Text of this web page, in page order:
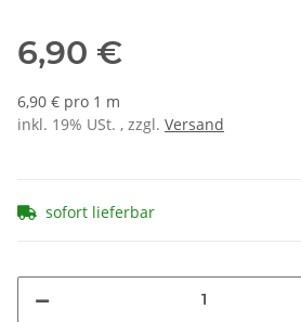
6,90 €
6,90 € pro 1 m
inkl. 19% USt. , zzgl. Versand
sofort lieferbar